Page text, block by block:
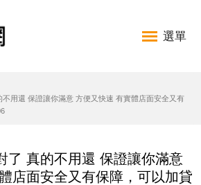
選單
不用還 保證讓你滿意 方便又快速 有實體店面安全又有
了 真的不用還 保證讓你滿意
店面安全又有保障，可以加貸